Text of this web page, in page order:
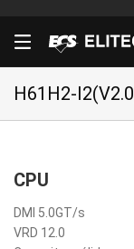
H61H2-
CPU
DMI 5.0GT/s
VRD 12.0